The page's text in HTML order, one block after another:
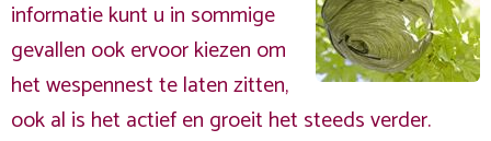
informatie kunt u in sommige
gevallen ook ervoor kiezen om
het wespennest te laten zitten,
ook al is het actief en groeit het steeds verder.